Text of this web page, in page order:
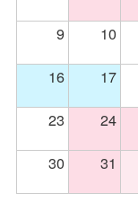
9
10
16
17
23
24
30
31